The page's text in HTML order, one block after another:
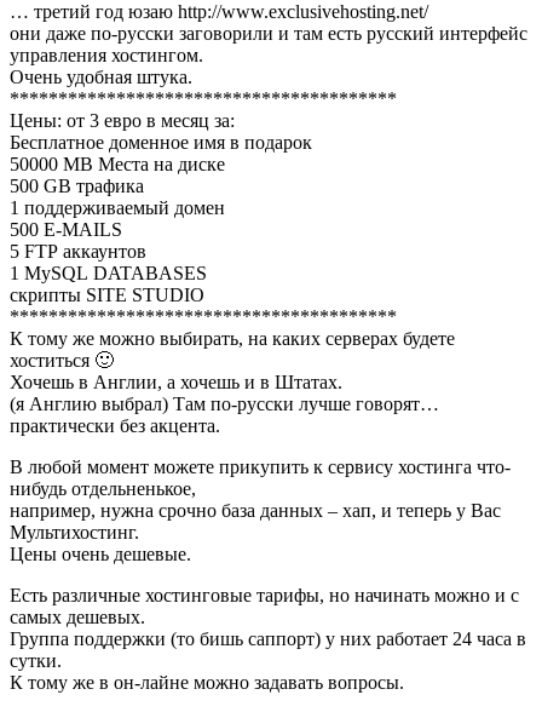
… третий год юзаю http://www.exclusivehosting.net/
они даже по-русски заговорили и там есть русский интерфейс
управления хостингом.
Очень удобная штука.
****************************************
Цены: от 3 евро в месяц за:
Бесплатное доменное имя в подарок
50000 MB Места на диске
500 GB трафика
1 поддерживаемый домен
500 E-MAILS
5 FTP аккаунтов
1 MySQL DATABASES
скрипты SITE STUDIO
****************************************
К тому же можно выбирать, на каких серверах будете
хоститься 🙂
Хочешь в Англии, а хочешь и в Штатах.
(я Англию выбрал) Там по-русски лучше говорят…
практически без акцента.
В любой момент можете прикупить к сервису хостинга что-
нибудь отдельненькое,
например, нужна срочно база данных – хап, и теперь у Вас
Мультихостинг.
Цены очень дешевые.
Есть различные хостинговые тарифы, но начинать можно и с
самых дешевых.
Группа поддержки (то бишь саппорт) у них работает 24 часа в
сутки.
К тому же в он-лайне можно задавать вопросы.